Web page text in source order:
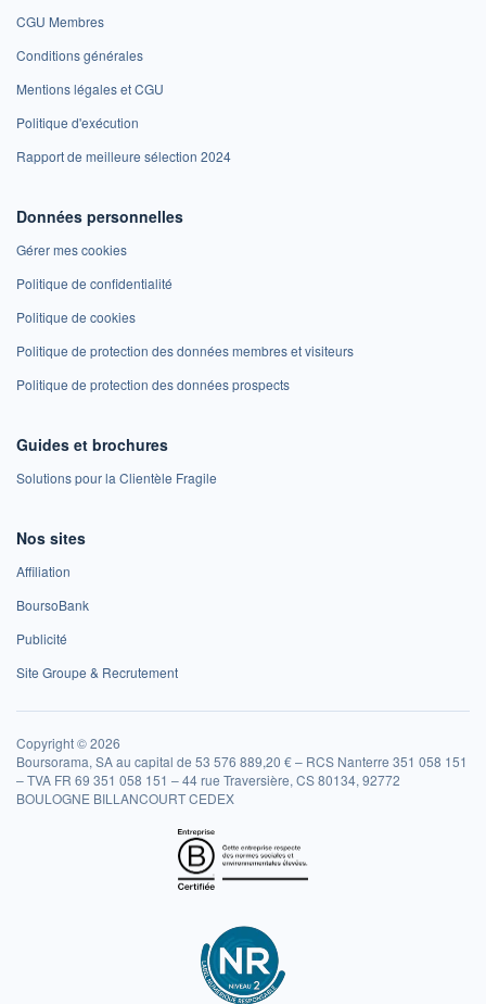
CGU Membres
Conditions générales
Mentions légales et CGU
Politique d'exécution
Rapport de meilleure sélection 2024
Données personnelles
Gérer mes cookies
Politique de confidentialité
Politique de cookies
Politique de protection des données membres et visiteurs
Politique de protection des données prospects
Guides et brochures
Solutions pour la Clientèle Fragile
Nos sites
Affiliation
BoursoBank
Publicité
Site Groupe & Recrutement
Copyright © 2026
Boursorama, SA au capital de 53 576 889,20 € – RCS Nanterre 351 058 151
– TVA FR 69 351 058 151 – 44 rue Traversière, CS 80134, 92772
BOULOGNE BILLANCOURT CEDEX